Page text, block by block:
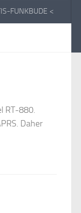
FUNKBUDE <
RT-880.
Daher